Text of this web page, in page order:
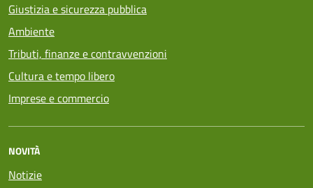
Giustizia e sicurezza pubblica
Ambiente
Tributi, finanze e contravvenzioni
Cultura e tempo libero
Imprese e commercio
NOVITÀ
Notizie